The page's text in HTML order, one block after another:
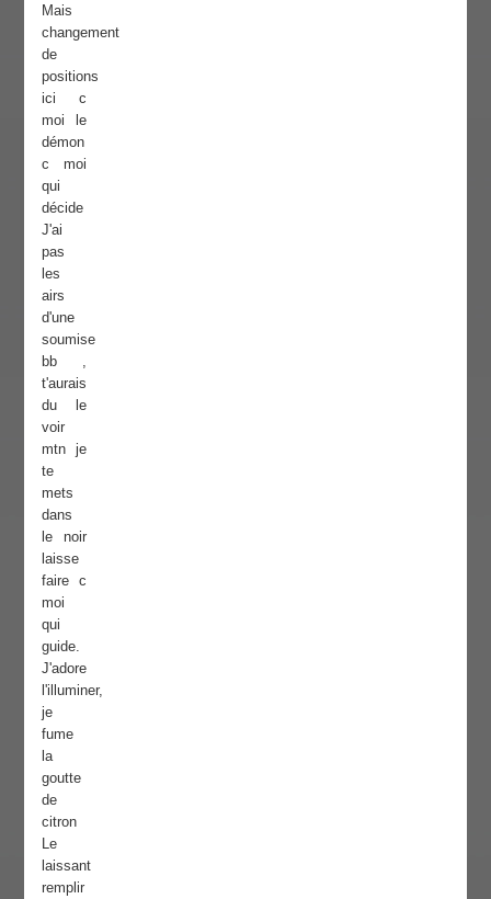
Mais
changement
de
positions
ici c
moi le
démon
c moi
qui
décide
J'ai
pas
les
airs
d'une
soumise
bb ,
t'aurais
du le
voir
mtn je
te
mets
dans
le noir
laisse
faire c
moi
qui
guide.
J'adore
l'illuminer,
je
fume
la
goutte
de
citron
Le
laissant
remplir